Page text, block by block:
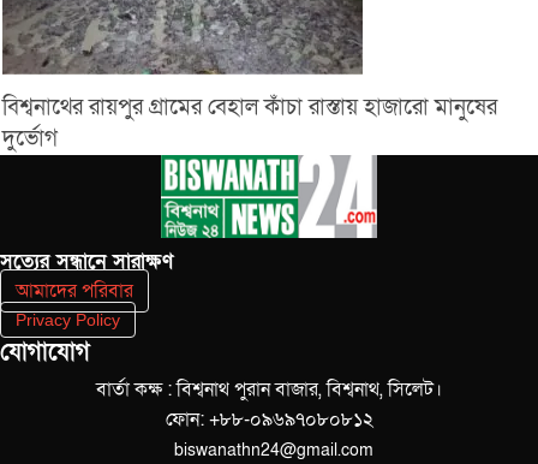
বিশ্বনাথের রায়পুর গ্রামের বেহাল কাঁচা রাস্তায় হাজারো মানুষের
দুর্ভোগ
সত‌্যের সন্ধানে সারাক্ষণ
আমাদের পরিবার
Privacy Policy
যোগাযোগ
বার্তা কক্ষ : বিশ্বনাথ পুরান বাজার, বিশ্বনাথ, সিলেট।
ফোন: +৮৮-০৯৬৯৭০৮০৮১২
biswanathn24@gmail.com